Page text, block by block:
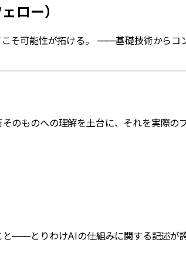
ロー）
そ可能性が拓ける。 ——基礎技術から
のものへの理解を土台に、それを実際
——とりわけAIの仕組みに関する記述が